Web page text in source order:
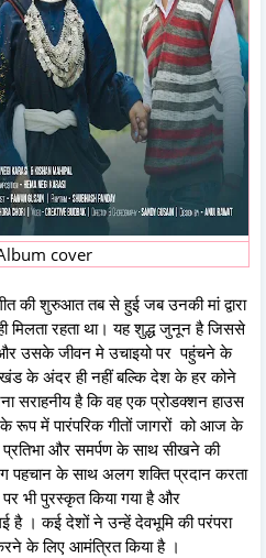
cover
की शुरुआत तब से हुई जब उनकी मां द्वारा
मिलता रहता था। यह शुद्ध जुनून है जिससे
उसके जीवन मे उचाइयो पर पहुंचने के
के अंदर ही नहीं बल्कि देश के हर कोने
सराहनीय है कि वह एक प्रोडक्शन हाउस
के रूप में पारंपरिक गीतों जागरों को आज के
और समर्पण के साथ सीखने की
पहचान के साथ अलग शक्ति प्रदान करता
पर भी पुरस्कृत किया गया है और
है । कई देशों ने उन्हें देवभूमि की परंपरा
के लिए आमंत्रित किया है ।